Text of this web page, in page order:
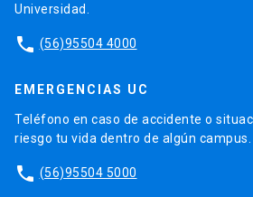
Universidad.
phone (56)95504 4000
EMERGENCIAS UC
Teléfono en caso de accidente o
riesgo tu vida dentro de algún campus.
phone (56)95504 5000